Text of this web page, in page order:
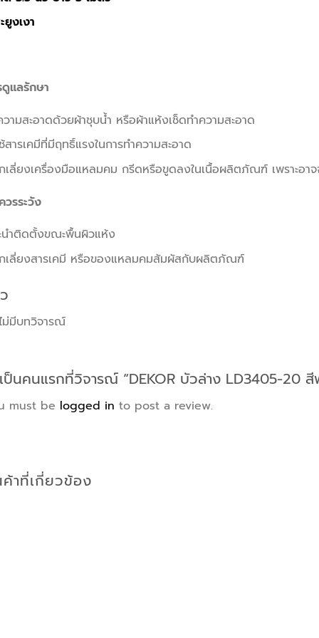
งเงา
ดูแลรักษา
ามสะอาดด้วยผ้าชุบน้ำ หรือผ้าแห้งเช็ดทำความสะอาด
สารเคมีที่มีฤทธิ์แรงในการทำความสะอาด
เลี่ยงเครื่องมือแหลมคม กรีดหรือขูดลงในเนื้อผลิตภัณฑ์ เพราะอา
รระวัง
นำติดตั้งขณะพื้นผิวแห้ง
เลี่ยงสารเคมี หรือของแหลมคมสัมผัสกับผลิตภัณฑ์
ม่มีบทวิจารณ์
ป็นคนแรกที่วิจารณ์ “DEKOR บัวล่าง LD3405-20 สี
must be logged in to post a review.
าที่เกี่ยวข้อง